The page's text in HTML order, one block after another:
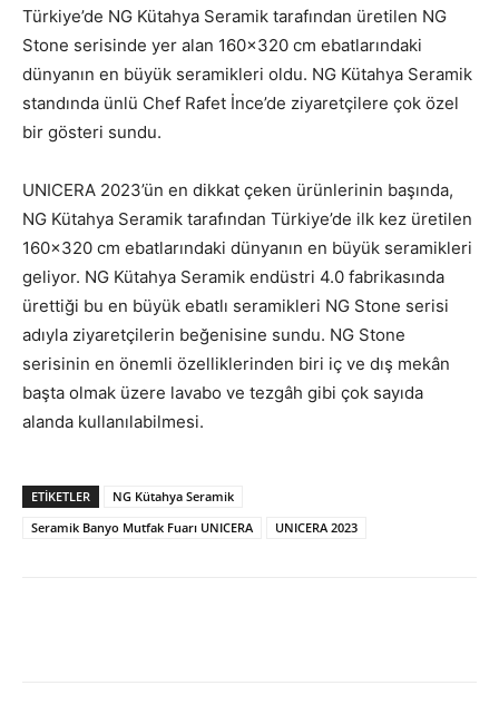
Türkiye’de NG Kütahya Seramik tarafından üretilen NG
Stone serisinde yer alan 160×320 cm ebatlarındaki
dünyanın en büyük seramikleri oldu. NG Kütahya Seramik
standında ünlü Chef Rafet İnce’de ziyaretçilere çok özel
bir gösteri sundu.
UNICERA 2023’ün en dikkat çeken ürünlerinin başında,
NG Kütahya Seramik tarafından Türkiye’de ilk kez üretilen
160×320 cm ebatlarındaki dünyanın en büyük seramikleri
geliyor. NG Kütahya Seramik endüstri 4.0 fabrikasında
ürettiği bu en büyük ebatlı seramikleri NG Stone serisi
adıyla ziyaretçilerin beğenisine sundu. NG Stone
serisinin en önemli özelliklerinden biri iç ve dış mekân
başta olmak üzere lavabo ve tezgâh gibi çok sayıda
alanda kullanılabilmesi.
ETİKETLER
NG Kütahya Seramik
Seramik Banyo Mutfak Fuarı UNICERA
UNICERA 2023